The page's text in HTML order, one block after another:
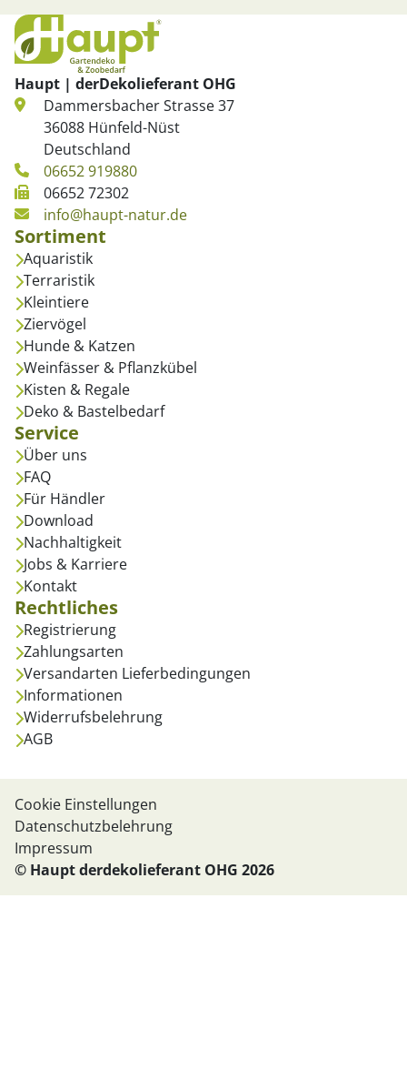
Haupt | derDekolieferant OHG
Dammersbacher Strasse 37
36088 Hünfeld-Nüst
Deutschland
06652 919880
06652 72302
info@haupt-natur.de
Sortiment
Aquaristik
Terraristik
Kleintiere
Ziervögel
Hunde & Katzen
Weinfässer & Pflanzkübel
Kisten & Regale
Deko & Bastelbedarf
Service
Über uns
FAQ
Für Händler
Download
Nachhaltigkeit
Jobs & Karriere
Kontakt
Rechtliches
Registrierung
Zahlungsarten
Versandarten Lieferbedingungen
Informationen
Widerrufsbelehrung
AGB
© Haupt derdekolieferant OHG 2026
Cookie Einstellungen
Datenschutzbelehrung
Impressum